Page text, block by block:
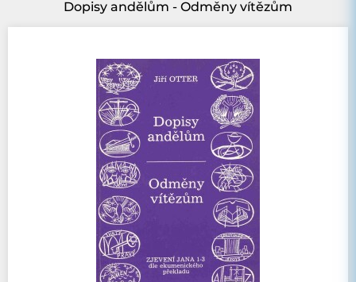
Dopisy andělům - Odměny vítězům